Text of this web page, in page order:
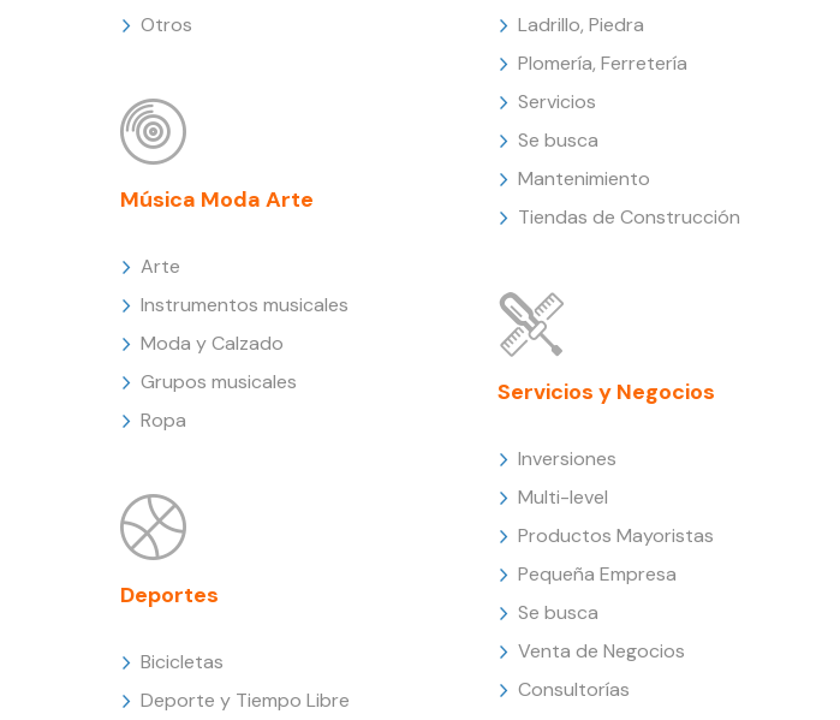
Otros
Música Moda Arte
Arte
Instrumentos musicales
Moda y Calzado
Grupos musicales
Ropa
Deportes
Bicicletas
Deporte y Tiempo Libre
Ladrillo, Piedra
Plomería, Ferretería
Servicios
Se busca
Mantenimiento
Tiendas de Construcción
Servicios y Negocios
Inversiones
Multi-level
Productos Mayoristas
Pequeña Empresa
Se busca
Venta de Negocios
Consultorías